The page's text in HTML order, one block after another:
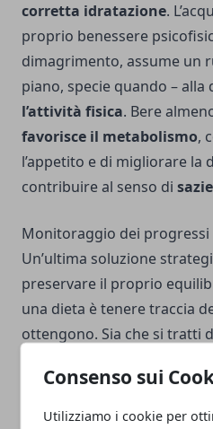
Consenso sui
Utilizziamo i cookie per
corretta idratazione.
proprio benessere
dimagrimento, assume un
piano, specie quando – alla
l’attività fisica. Bere
favorisce il metabolismo,
l’appetito e di migliorare la
contribuire al senso di
Monitoraggio dei progressi
Un’ultima soluzione
preservare il proprio
una dieta è tenere traccia
ottengono. Sia che si tratti
piccola soddisfazione può
continuare. Utilizzarediari